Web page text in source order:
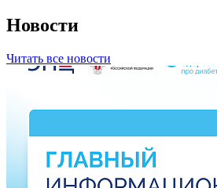
Новости
Читать все новости